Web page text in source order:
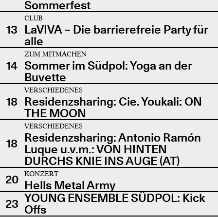
Sommerfest
13
CLUB
LaVIVA – Die barrierefreie Party für
alle
14
ZUM MITMACHEN
Sommer im Südpol: Yoga an der
Buvette
18
VERSCHIEDENES
Residenzsharing: Cie. Youkali: ON
THE MOON
18
VERSCHIEDENES
Residenzsharing: Antonio Ramón
Luque u.v.m.: VON HINTEN
DURCHS KNIE INS AUGE (AT)
20
KONZERT
Hells Metal Army
23 YOUNG ENSEMBLE SÜDPOL: Kick
Offs